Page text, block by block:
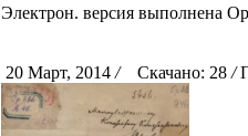
Электрон. версия выполнена
20 Март, 2014 /Скачано: 28 /